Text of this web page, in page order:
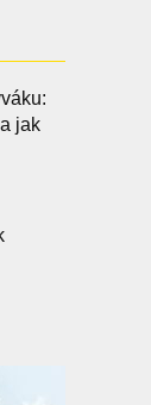
jak